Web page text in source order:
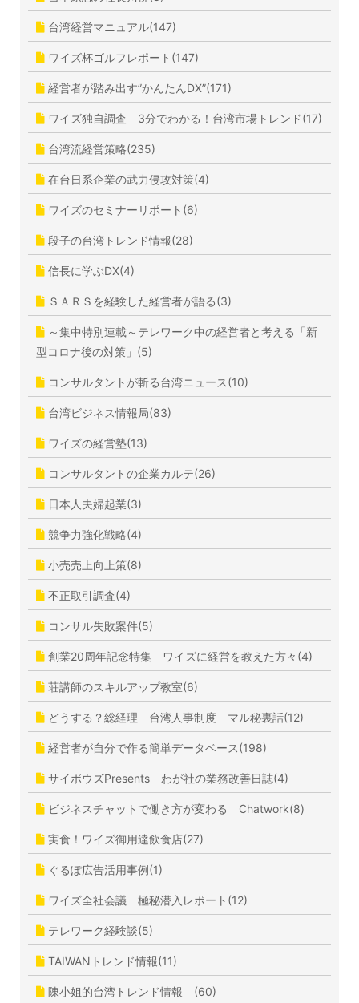
台湾経営マニュアル(147)
ワイズ杯ゴルフレポート(147)
経営者が踏み出す”かんたんDX”(171)
ワイズ独自調査 3分でわかる！台湾市場トレンド(17)
台湾流経営策略(235)
在台日系企業の武力侵攻対策(4)
ワイズのセミナーリポート(6)
段子の台湾トレンド情報(28)
信長に学ぶDX(4)
ＳＡＲＳを経験した経営者が語る(3)
～集中特別連載～テレワーク中の経営者と考える「新
型コロナ後の対策」(5)
コンサルタントが斬る台湾ニュース(10)
台湾ビジネス情報局(83)
ワイズの経営塾(13)
コンサルタントの企業カルテ(26)
日本人夫婦起業(3)
競争力強化戦略(4)
小売売上向上策(8)
不正取引調査(4)
コンサル失敗案件(5)
創業20周年記念特集 ワイズに経営を教えた方々(4)
荘講師のスキルアップ教室(6)
どうする？総経理 台湾人事制度 マル秘裏話(12)
経営者が自分で作る簡単データベース(198)
サイボウズPresents わが社の業務改善日誌(4)
ビジネスチャットで働き方が変わる Chatwork(8)
実食！ワイズ御用達飲食店(27)
ぐるぽ広告活用事例(1)
ワイズ全社会議 極秘潜入レポート(12)
テレワーク経験談(5)
TAIWANトレンド情報(11)
陳小姐的台湾トレンド情報 (60)